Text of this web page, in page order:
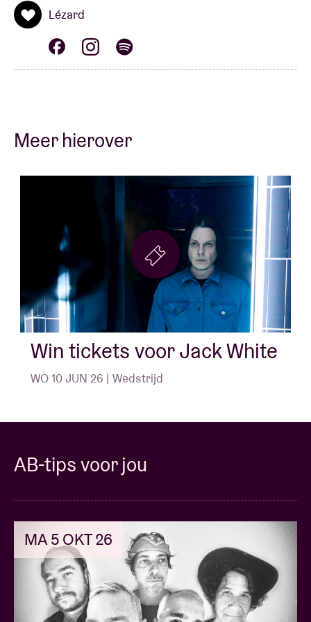
voort zoals “Fell in Love With a Girl’ en het
onmisbare “Seven Nation Army”, waarvan de riff
vandaag de dag in elk stadion ter wereld weerklinkt.
Jack White is een multi-instrumentalist, producer en
baanbrekende projecten als The Raconteurs en The
Dead Weather uit de grond. Zijn indrukwekkende
een reeks bepalende albums, van ‘Blunderbuss’
(2012) en ‘Lazaretto’ (2014) tot zijn meest recente
‘No Name’ (2024). Dat laatste album nam hij volledig
op in zijn eigen kenmerkende DIY-stijl in zijn eigen
studio. Als virtuoos gitarist, geïnspireerd songwriter
en magnetische performer blijft Jack White de
grenzen van de moderne rock verleggen. Deze twee
concerten in Brussel zijn een zeldzame kans om hem
in een intieme setting aan het werk te zien. Mis het
niet!
WAT IS EEN „TELEFOONVRIJE VOORSTELLING”?
Telefoons zijn niet toegestaan in de zaal. Een
om u te helpen uw telefoon in een afsluitbaar zakje te
doen, dat u de hele avond bij u houdt. WAT ALS ER
EEN NOODGEVAL IS EN IK MIJN TELEFOON NODIG
HEB? Je kunt je telefoon op elk moment uit het zakje
halen door naar de duidelijk aangegeven
Lézard
Meer hierover
Win tickets voor Jack White
WO 10 JUN 26 | Wedstrijd
AB-tips voor jou
MA 5 OKT 26